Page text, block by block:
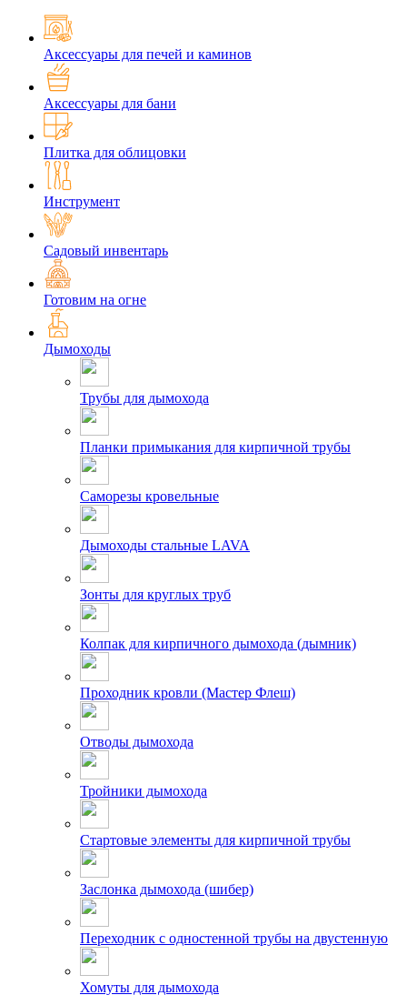
Аксессуары для печей и каминов
Аксессуары для бани
Плитка для облицовки
Инструмент
Садовый инвентарь
Готовим на огне
Дымоходы
Трубы для дымохода
Планки примыкания для кирпичной трубы
Саморезы кровельные
Дымоходы стальные LAVA
Зонты для круглых труб
Колпак для кирпичного дымохода (дымник)
Проходник кровли (Мастер Флеш)
Отводы дымохода
Тройники дымохода
Стартовые элементы для кирпичной трубы
Заслонка дымохода (шибер)
Переходник с одностенной трубы на двустенную
Хомуты для дымохода